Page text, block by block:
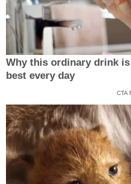
Why this ordinary drink
best every day
CTA